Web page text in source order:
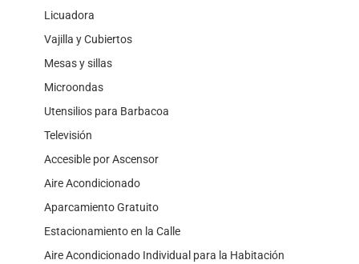
Licuadora
Vajilla y Cubiertos
Mesas y sillas
Microondas
Utensilios para Barbacoa
Televisión
Accesible por Ascensor
Aire Acondicionado
Aparcamiento Gratuito
Estacionamiento en la Calle
Aire Acondicionado Individual para la Habitación